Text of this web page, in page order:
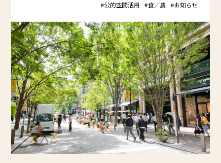
#公的空間活用 #食／農 #お知らせ